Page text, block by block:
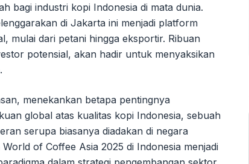
bagi industri kopi Indonesia di mata dunia.
di Jakarta ini menjadi platform
mulai dari petani hingga eksportir. Ribuan
potensial, akan hadir untuk menyaksikan
menekankan betapa pentingnya
global atas kualitas kopi Indonesia, sebuah
serupa biasanya diadakan di negara
of Coffee Asia 2025 di Indonesia menjadi